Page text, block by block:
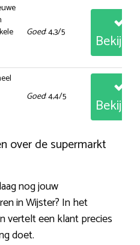
Goed: 4,3/5
Goed: 4,4/5
over de supermarkt
nog jouw
in Wijster? In het
vertelt een klant precies
doet.